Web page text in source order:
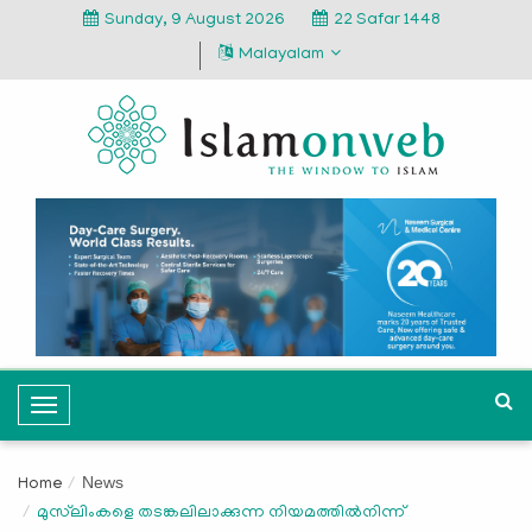
Sunday, 9 August 2026
22 Safar 1448
Malayalam
T
o
g
l
Home News
മുസ്‌ലിംകളെ തടങ്കലിലാക്കുന്ന നിയമത്തില്‍നിന്ന്